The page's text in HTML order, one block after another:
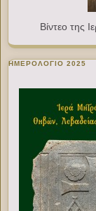
Βίντεο της
ΗΜΕΡΟΛΟΓΙΟ 2025